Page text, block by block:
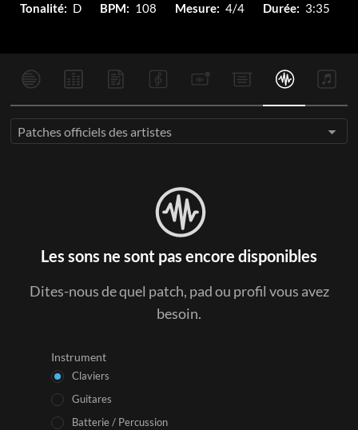
Tonalité: D BPM: 108 Mesure: 4/4 Durée: 3:35
Patches officiels des artistes
Les sons ne sont pas encore disponibles
Dites-nous de quel patch, pad ou profil vous avez
besoin.
Instrument
Claviers
Guitares
Batterie / Percussion